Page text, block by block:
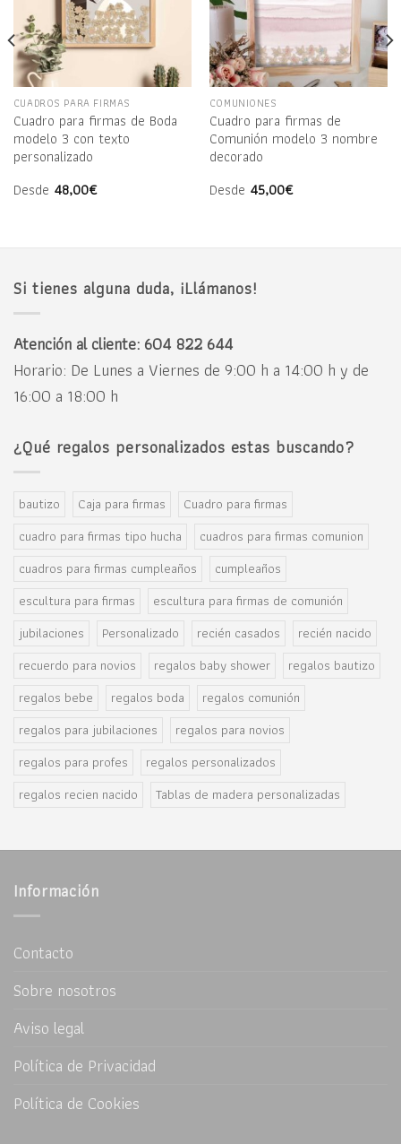
deseos
CUADROS PARA FIRMAS
Cuadro para firmas de Boda
modelo 3 con texto
personalizado
Desde 48,00€
deseos
COMUNIONES
Cuadro para firmas de
Comunión modelo 3 nombre
decorado
Desde 45,00€
Si tienes alguna duda, ¡Llámanos!
Atención al cliente: 604 822 644
Horario: De Lunes a Viernes de 9:00 h a 14:00 h y de
16:00 a 18:00 h
¿Qué regalos personalizados estas buscando?
bautizo Caja para firmas
Cuadro para firmas
cuadro para firmas tipo hucha
cuadros para firmas comunion
cuadros para firmas cumpleaños
cumpleaños
escultura para firmas
escultura para firmas de comunión
jubilaciones
Personalizado recién casados
recién nacido
recuerdo para novios
regalos baby shower
regalos bautizo
regalos bebe
regalos boda
regalos comunión
regalos para jubilaciones
regalos para novios
regalos para profes
regalos personalizados
regalos recien nacido
Tablas de madera personalizadas
Información
Contacto
Sobre nosotros
Aviso legal
Política de Privacidad
Política de Cookies